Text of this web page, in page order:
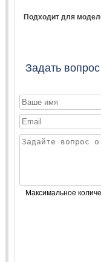
Подходит для
Задать вопрос
Максимальное